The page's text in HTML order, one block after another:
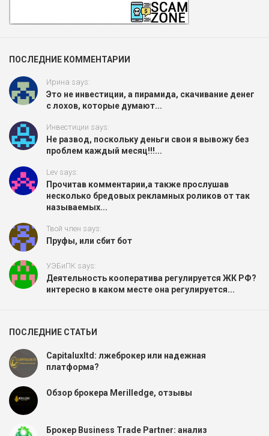
ПОСЛЕДНИЕ КОММЕНТАРИИ
Ирина says:
Это не инвестиции, а пирамида, скачивание денег
с лохов, которые думают...
Инвестиции says:
Не развод, поскольку деньги свои я вывожу без
проблем каждый месяц!!!...
Lev says:
Прочитав комментарии,а также прослушав
несколько бредовых рекламных роликов от так
называемых...
Твой член says:
Пруфы, или сбит бот
УЭБиПК says:
Деятельность кооператива регулируется ЖК РФ?
интересно в каком месте она регулируется...
ПОСЛЕДНИЕ СТАТЬИ
Capitaluxltd: лжеброкер или надежная
платформа?
Обзор брокера Merilledge, отзывы
Брокер Business Trade Partner: анализ